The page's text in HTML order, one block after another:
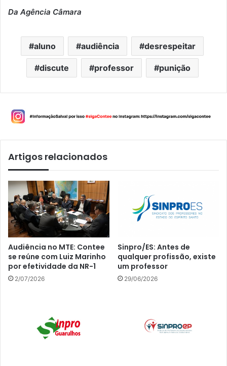
Da Agência Câmara
aluno audiência desrespeitar
discute professor punição
Artigos relacionados
Audiência no MTE: Contee
se reúne com Luiz Marinho
por efetividade da NR-1
2/07/2026
Sinpro/ES: Antes de
qualquer profissão, existe
um professor
29/06/2026